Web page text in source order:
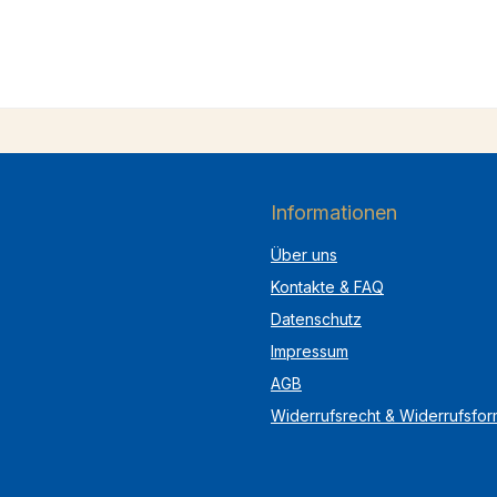
Informationen
Über uns
Kontakte & FAQ
Datenschutz
Impressum
AGB
Widerrufsrecht &